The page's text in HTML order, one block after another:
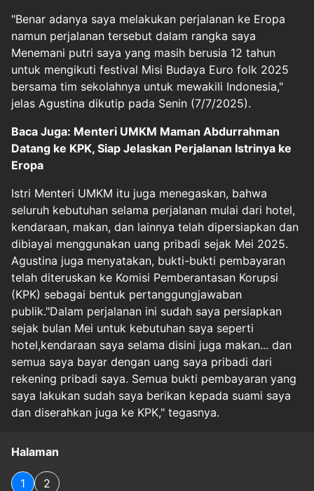
"Benar adanya saya melakukan perjalanan ke Eropa
namun perjalanan tersebut dalam rangka saya
Menemani putri saya yang masih berusia 12 tahun
untuk mengikuti festival Misi Budaya Euro folk 2025
bersama tim sekolahnya untuk mewakili Indonesia,"
jelas Agustina dikutip pada Senin (7/7/2025).
Baca Juga: Menteri UMKM Maman Abdurrahman
Datang ke KPK, Siap Jelaskan Perjalanan Istrinya ke
Eropa
Istri Menteri UMKM itu juga menegaskan, bahwa
seluruh kebutuhan selama perjalanan mulai dari hotel,
kendaraan, makan, dan lainnya telah dipersiapkan dan
dibiayai menggunakan uang pribadi sejak Mei 2025.
Agustina juga menyatakan, bukti-bukti pembayaran
telah diteruskan ke Komisi Pemberantasan Korupsi
(KPK) sebagai bentuk pertanggungjawaban
publik."Dalam perjalanan ini sudah saya persiapkan
sejak bulan Mei untuk kebutuhan saya seperti
hotel,kendaraan saya selama disini juga makan... dan
semua saya bayar dengan uang saya pribadi dari
rekening pribadi saya. Semua bukti pembayaran yang
saya lakukan sudah saya berikan kepada suami saya
dan diserahkan juga ke KPK," tegasnya.
Halaman
1 2